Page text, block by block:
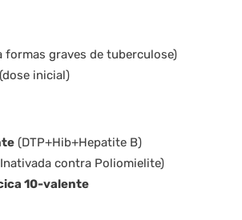
formas graves de tuberculose)
(dose inicial)
(DTP+Hib+Hepatite B)
contra Poliomielite)
10-valente